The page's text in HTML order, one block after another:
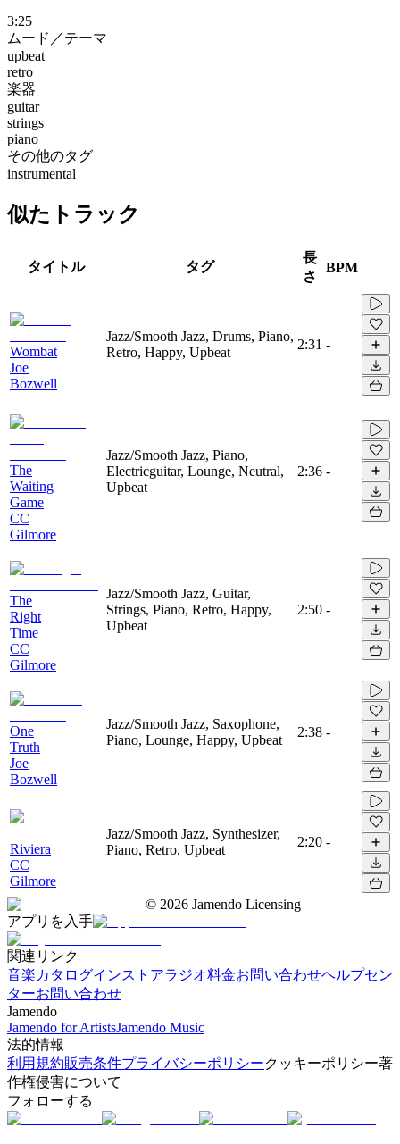
3:25
ムード／テーマ
upbeat
retro
楽器
guitar
strings
piano
その他のタグ
instrumental
似たトラック
タイトル タグ
長
さ
BPM
Wombat
Joe
Bozwell
Jazz/Smooth Jazz, Drums, Piano,
Retro, Happy, Upbeat
2:31 -
The
Waiting
Game
CC
Gilmore
Jazz/Smooth Jazz, Piano,
Electricguitar, Lounge, Neutral,
Upbeat
2:36 -
The
Right
Time
CC
Gilmore
Jazz/Smooth Jazz, Guitar,
Strings, Piano, Retro, Happy,
Upbeat
2:50 -
One
Truth
Joe
Bozwell
Jazz/Smooth Jazz, Saxophone,
Piano, Lounge, Happy, Upbeat
2:38 -
Riviera
CC
Gilmore
Jazz/Smooth Jazz, Synthesizer,
Piano, Retro, Upbeat
2:20 -
© 2026 Jamendo Licensing
アプリを入手
関連リンク
音楽カタログインストアラジオ料金お問い合わせヘルプセン
ターお問い合わせ
Jamendo
Jamendo for ArtistsJamendo Music
法的情報
利用規約販売条件プライバシーポリシークッキーポリシー著
作権侵害について
フォローする